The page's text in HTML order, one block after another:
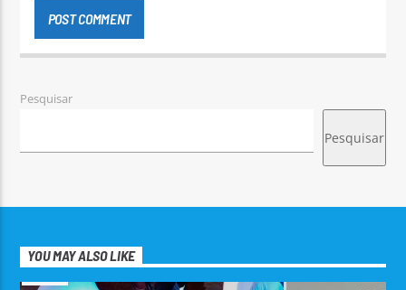
Pesquisar
Pesquisar
YOU MAY ALSO LIKE